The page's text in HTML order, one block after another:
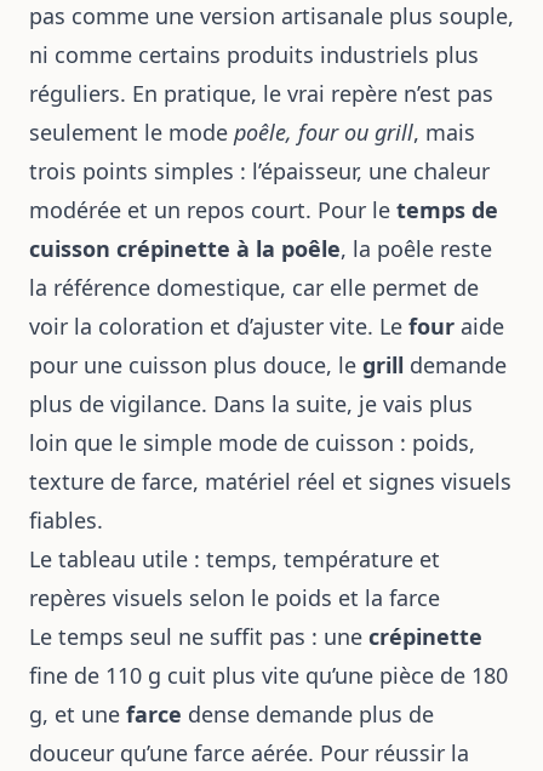
pas comme une version artisanale plus souple,
ni comme certains produits industriels plus
réguliers. En pratique, le vrai repère n’est pas
seulement le mode poêle, four ou grill, mais
trois points simples : l’épaisseur, une chaleur
modérée et un repos court. Pour le temps de
cuisson crépinette à la poêle, la poêle reste
la référence domestique, car elle permet de
voir la coloration et d’ajuster vite. Le four aide
pour une cuisson plus douce, le grill demande
plus de vigilance. Dans la suite, je vais plus
loin que le simple mode de cuisson : poids,
texture de farce, matériel réel et signes visuels
fiables.
Le tableau utile : temps, température et
repères visuels selon le poids et la farce
Le temps seul ne suffit pas : une crépinette
fine de 110 g cuit plus vite qu’une pièce de 180
g, et une farce dense demande plus de
douceur qu’une farce aérée. Pour réussir la